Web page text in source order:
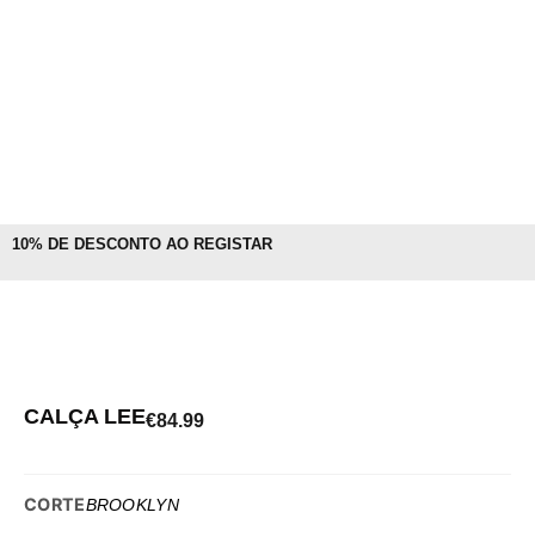
10% DE DESCONTO AO REGISTAR
CALÇA LEE€84.99
CORTEBROOKLYN